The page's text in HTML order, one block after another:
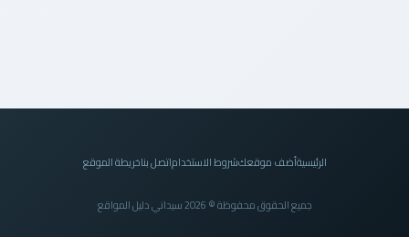
الرئيسيةأضف موقعكشروط الاستخداماتصل بناخريطة الموقع
جميع الحقوق محفوظة © 2026 سيداني دليل المواقع